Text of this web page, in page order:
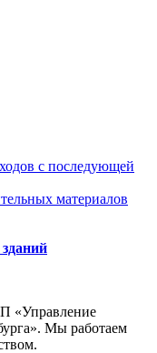
с последующей
материалов
«Управление
Мы работаем